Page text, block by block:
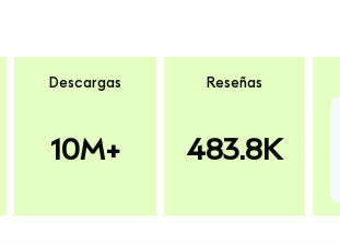
Descargas
10M+
Reseñas
483.8K